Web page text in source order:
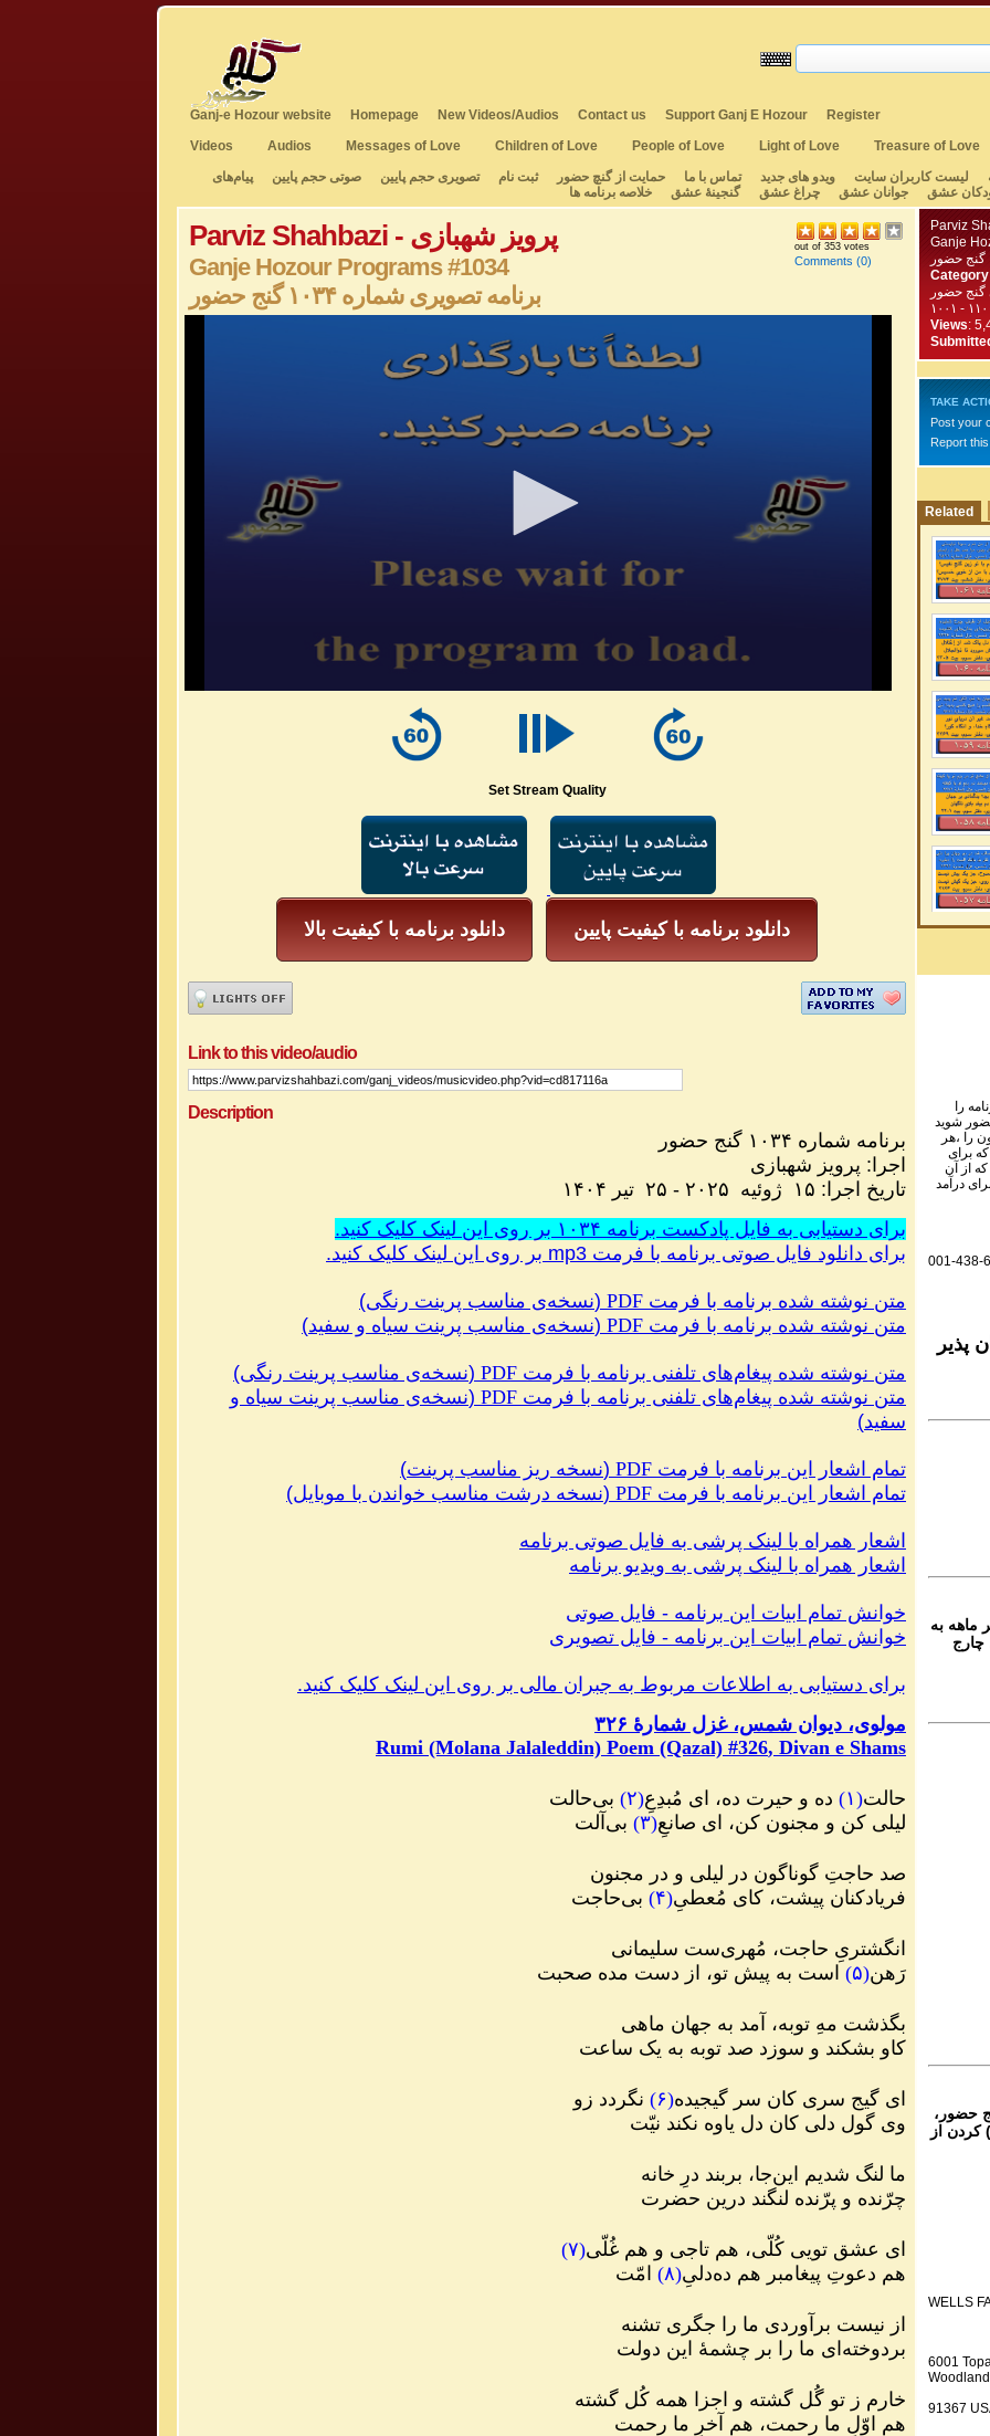
Ganj-e Hozour website Homepage New Videos/Audios Contact us Support Ganj E Hozour
Register
Videos
Audios Messages of Love Children of Love People of Love Light of Love Treasure of Love
لیست کاربران سایت ویدو های جدید تماس با ما حمایت از گنچ حضور ثبت نام تصویری حجم پایین صوتی حجم پایین
پیام‌های
عشق جوانان عشق چراغ عشق گنجینهٔ عشق خلاصه برنامه ها
Parviz Shahbazi - پرویز شهبازی
Ganje Hozour Programs #1034
برنامه تصویری شماره ۱۰۳۴ گنج حضور
out of 353 votes
Comments (0)
Set Stream Quality
دانلود برنامه با کیفیت بالا دانلود برنامه با کیفیت پایین
Link to this video/audio
Description
برنامه شماره ۱۰۳۴ گنج حضور
اجرا: پرویز شهبازی
تاریخ اجرا: ۱۵ ژوئیه ۲۰۲۵ - ۲۵ تیر
.برای دستیابی به فایل پادکست برنامه ۱۰۳۴ بر روی این لینک کلیک کنید
برای دانلود فایل صوتی برنامه با فرمت mp3 بر روی این لینک کلیک کنید.
متن نوشته شده برنامه با فرمت PDF
(نسخه‌ی مناسب پرینت رنگی)
متن نوشته شده برنامه با فرمت PDF
(نسخه‌ی مناسب پرینت سیاه و سفید)
متن نوشته شده پیغام‌های تلفنی برنامه با فرمت PDF
(نسخه‌ی مناسب پرینت رنگی)
متن نوشته شده پیغام‌های تلفنی برنامه با فرمت PDF
(نسخه‌ی مناسب پرینت سیاه و
سفید)
تمام اشعار این برنامه با فرمت PDF
(نسخه ریز مناسب پرینت)
تمام اشعار این برنامه با فرمت PDF
(نسخه درشت مناسب خواندن با موبایل)
اشعار همراه با لینک پرشی به فایل صوتی برنامه
اشعار همراه با لینک پرشی به ویدیو برنامه
خوانش تمام ابیات این برنامه - فایل صوتی
خوانش تمام ابیات این برنامه - فایل تصویری
برای دستیابی به اطلاعات مربوط به جبران مالی‌ بر روی این لینک کلیک کنید.
مولوی، دیوان شمس، غزل شمارهٔ ۳۲۶
Rumi (Molana Jalaleddin) Poem (Qazal) #326, Divan e Shams
حالت(۱) ده و حیرت ده، ای مُبدِعِ(۲) بی‌حالت
لیلی کن و مجنون کن، ای صانعِ(۳) بی‌آلت
صد حاجتِ گوناگون در لیلی و در مجنون
فریادکنان پیشت، کای مُعطیِ(۴) بی‌حاجت
انگشتریِ حاجت، مُهری‌ست سلیمانی
رَهن(۵) است به پیش تو، از دست مده صحبت
بگذشت مهِ توبه، آمد به جهان ماهی
کاو بشکند و سوزد صد توبه به یک ساعت
ای گیج سری کان سر گیجیده(۶) نگردد زو
وی گول دلی کان دل یاوه نکند نیّت
ما لنگ شدیم این‌جا، بربند درِ خانه
چرّنده و پرّنده لنگند درین حضرت
ای عشق تویی کُلّی، هم تاجی و هم غُلّی(۷)
هم دعوتِ پیغامبر هم ده‌دلیِ(۸) امّت
از نیست برآوردی ما را جگری تشنه
بردوخته‌ای ما را بر چشمهٔ این دولت
خارم ز تو گُل گشته و اجزا همه کُل گشته
هم اوّلِ ما رحمت، هم آخرِ ما رحمت
Ganje
Category
گنج حضور
Views:
TAKE
Post your
Report
Related
را
شوید
را ،هر
برای
از آن
درآمد
001-438-
پذیر
ماهه به
چارج
حضور،
از تمام نقاط دنیا غیر از ایران، یا واریز (Deposit) کردن از
WELLS
6001
91367